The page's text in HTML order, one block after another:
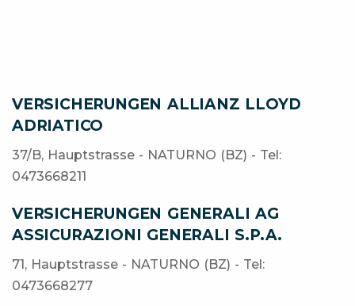
VERSICHERUNGEN ALLIANZ LLOYD
ADRIATICO
37/B, Hauptstrasse - NATURNO (BZ) - Tel:
0473668211
VERSICHERUNGEN GENERALI AG
ASSICURAZIONI GENERALI S.P.A.
71, Hauptstrasse - NATURNO (BZ) - Tel:
0473668277